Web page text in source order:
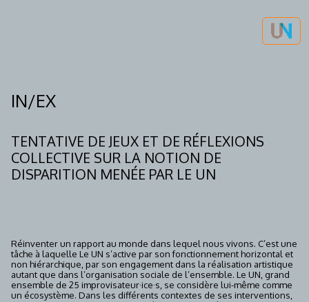
IN/EX
TENTATIVE DE JEUX ET DE RÉFLEXIONS
COLLECTIVE SUR LA NOTION DE
DISPARITION MENÉE PAR LE UN
Réinventer un rapport au monde dans lequel nous vivons. C’est une
tâche à laquelle Le UN s’active par son fonctionnement horizontal et
non hiérarchique, par son engagement dans la réalisation artistique
autant que dans l’organisation sociale de l’ensemble. Le UN, grand
ensemble de 25 improvisateur·ice·s, se considère lui-même comme
un écosystème. Dans les différents contextes de ses interventions,